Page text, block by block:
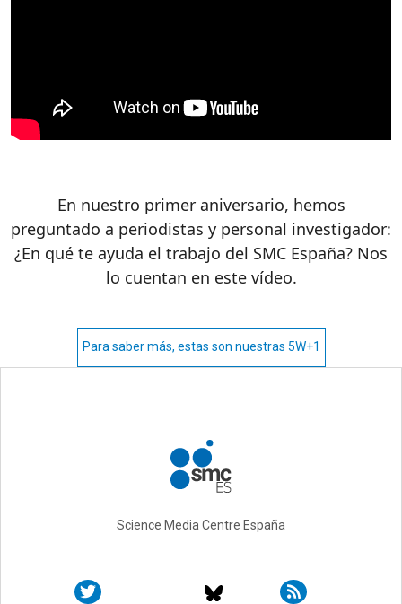
En nuestro primer aniversario, hemos
preguntado a periodistas y personal investigador:
¿En qué te ayuda el trabajo del SMC España? Nos
lo cuentan en este vídeo.
Para saber más, estas son nuestras 5W+1
Science Media Centre España